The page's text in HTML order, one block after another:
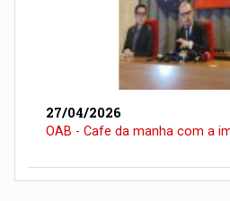
27/04/2026
OAB - Cafe da manha com a